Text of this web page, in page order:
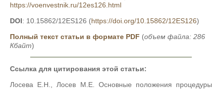
https://voenvestnik.ru/12es126.html
DOI: 10.15862/12ES126 (https://doi.org/10.15862/12ES126)
Полный текст статьи в формате PDF (объем файла: 286
Кбайт)
Ссылка для цитирования этой статьи:
Лосева Е.Н., Лосев М.Е. Основные положения процедуры